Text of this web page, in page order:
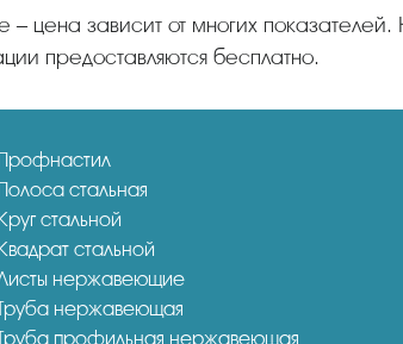
– цена зависит от многих
предоставляются бесплатно.
стальная
стальной
стальной
нержавеющие
нержавеющая
профильная нержавеющая